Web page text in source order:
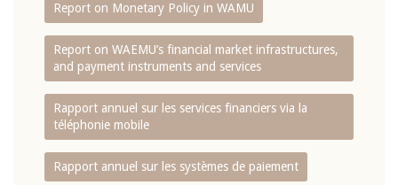
Report on Monetary Policy in WAMU
Report on WAEMU’s financial market infrastructures,
and payment instruments and services
Rapport annuel sur les services financiers via la
téléphonie mobile
Rapport annuel sur les systèmes de paiement